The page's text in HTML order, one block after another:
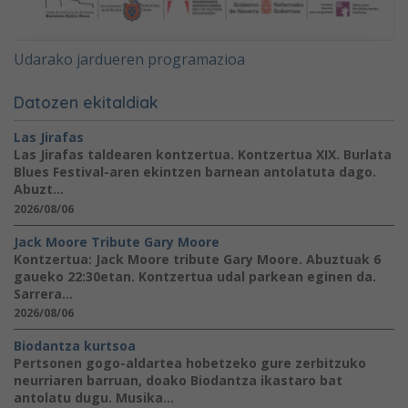
Udarako jardueren programazioa
Datozen ekitaldiak
Las Jirafas
Las Jirafas taldearen kontzertua. Kontzertua XIX. Burlata
Blues Festival-aren ekintzen barnean antolatuta dago.
Abuzt...
2026/08/06
Jack Moore Tribute Gary Moore
Kontzertua: Jack Moore tribute Gary Moore. Abuztuak 6
gaueko 22:30etan. Kontzertua udal parkean eginen da.
Sarrera...
2026/08/06
Biodantza kurtsoa
Pertsonen gogo-aldartea hobetzeko gure zerbitzuko
neurriaren barruan, doako Biodantza ikastaro bat
antolatu dugu. Musika...